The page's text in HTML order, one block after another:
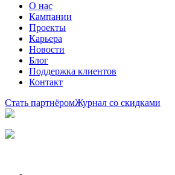
О нас
Кампании
Проекты
Карьера
Новости
Блог
Поддержка клиентов
Контакт
Стать партнёромЖурнал со скидками